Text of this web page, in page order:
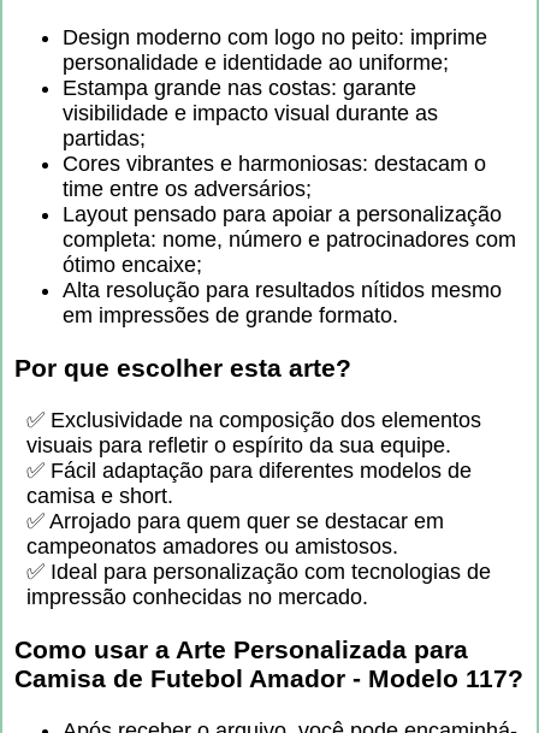
Design moderno com logo no peito: imprime
personalidade e identidade ao uniforme;
Estampa grande nas costas: garante
visibilidade e impacto visual durante as
partidas;
Cores vibrantes e harmoniosas: destacam o
time entre os adversários;
Layout pensado para apoiar a personalização
completa: nome, número e patrocinadores com
ótimo encaixe;
Alta resolução para resultados nítidos mesmo
em impressões de grande formato.
Por que escolher esta arte?
✅ Exclusividade na composição dos elementos
visuais para refletir o espírito da sua equipe.
✅ Fácil adaptação para diferentes modelos de
camisa e short.
✅ Arrojado para quem quer se destacar em
campeonatos amadores ou amistosos.
✅ Ideal para personalização com tecnologias de
impressão conhecidas no mercado.
Como usar a Arte Personalizada para
Camisa de Futebol Amador - Modelo 117?